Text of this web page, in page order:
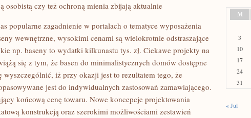
osobistą czy też ochroną mienia zbijają aktualnie
popularne zagadnienie w portalach o tematyce wyposażenia
wewnętrzne, wysokimi cenami są wielokrotnie odstraszające
np. baseny to wydatki kilkunastu tys. zł. Ciekawe projekty na
się z tym, że basen do minimalistycznych domów dostępne
wyszczególnić, iż przy okazji jest to rezultatem tego, że
jest do indywidualnych zastosowań zamawiającego.
końcową cenę towaru. Nowe koncepcje projektowania
konstrukcją oraz szerokimi możliwościami zestawień
M
3
10
17
24
31
« Jul